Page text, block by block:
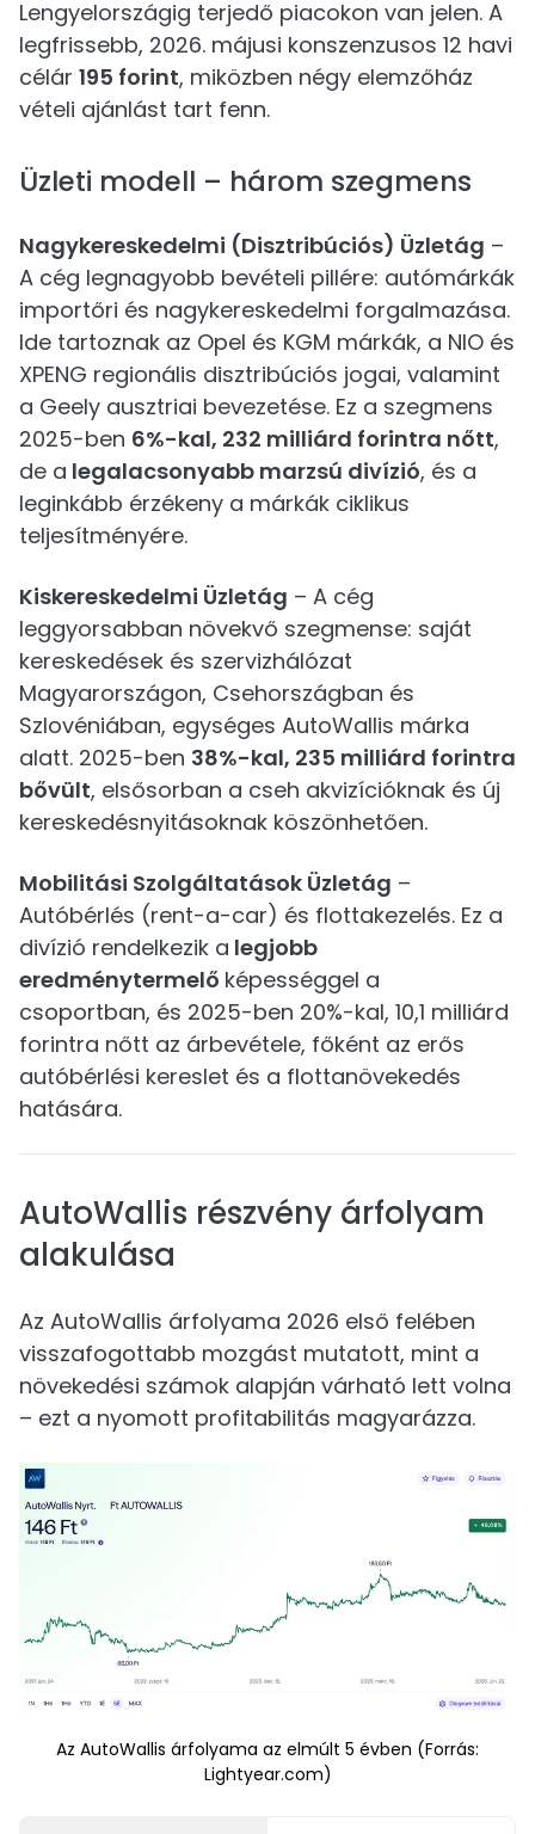
Lengyelországig terjedő piacokon van jelen. A
legfrissebb, 2026. májusi konszenzusos 12 havi
célár 195 forint, miközben négy elemzőház
vételi ajánlást tart fenn.
Üzleti modell – három szegmens
Nagykereskedelmi (Disztribúciós) Üzletág –
A cég legnagyobb bevételi pillére: autómárkák
importőri és nagykereskedelmi forgalmazása.
Ide tartoznak az Opel és KGM márkák, a NIO és
XPENG regionális disztribúciós jogai, valamint
a Geely ausztriai bevezetése. Ez a szegmens
2025-ben 6%-kal, 232 milliárd forintra nőtt,
de a legalacsonyabb marzsú divízió, és a
leginkább érzékeny a márkák ciklikus
teljesítményére.
Kiskereskedelmi Üzletág – A cég
leggyorsabban növekvő szegmense: saját
kereskedések és szervizhálózat
Magyarországon, Csehországban és
Szlovéniában, egységes AutoWallis márka
alatt. 2025-ben 38%-kal, 235 milliárd forintra
bővült, elsősorban a cseh akvizícióknak és új
kereskedésnyitásoknak köszönhetően.
Mobilitási Szolgáltatások Üzletág –
Autóbérlés (rent-a-car) és flottakezelés. Ez a
divízió rendelkezik a legjobb
eredménytermelő képességgel a
csoportban, és 2025-ben 20%-kal, 10,1 milliárd
forintra nőtt az árbevétele, főként az erős
autóbérlési kereslet és a flottanövekedés
hatására.
AutoWallis részvény árfolyam
alakulása
Az AutoWallis árfolyama 2026 első felében
visszafogottabb mozgást mutatott, mint a
növekedési számok alapján várható lett volna
– ezt a nyomott profitabilitás magyarázza.
Az AutoWallis árfolyama az elmúlt 5 évben (Forrás:
Lightyear.com)